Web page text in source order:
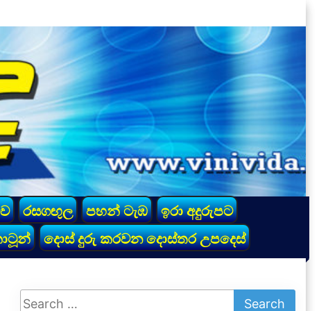
රසගඟුල පහන් ටැඹ
ඉරා අදුරුපට
දොස් දුරු කරවන දොස්තර උපදෙස්